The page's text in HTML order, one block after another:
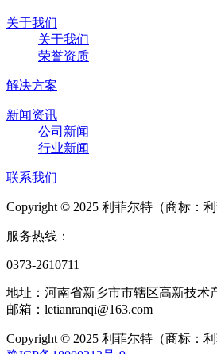
关于我们
关于我们
荣誉资质
解决方案
新闻资讯
公司新闻
行业新闻
联系我们
Copyright © 2025 利菲尔特（商标：
服务热线：
0373-2610711
地址：河南省新乡市市辖区高新技术
邮箱：letianranqi@163.com
Copyright © 2025 利菲尔特（商标：